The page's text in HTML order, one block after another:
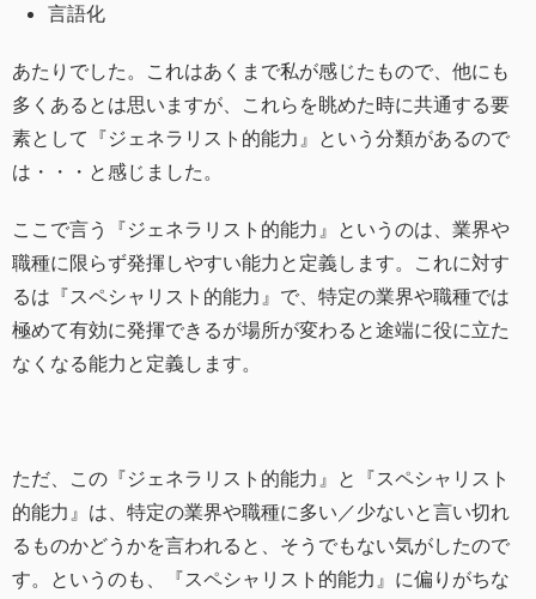
言語化
あたりでした。これはあくまで私が感じたもので、他にも
多くあるとは思いますが、これらを眺めた時に共通する要
素として『ジェネラリスト的能力』という分類があるので
は・・・と感じました。
ここで言う『ジェネラリスト的能力』というのは、業界や
職種に限らず発揮しやすい能力と定義します。これに対す
るは『スペシャリスト的能力』で、特定の業界や職種では
極めて有効に発揮できるが場所が変わると途端に役に立た
なくなる能力と定義します。
ただ、この『ジェネラリスト的能力』と『スペシャリスト
的能力』は、特定の業界や職種に多い／少ないと言い切れ
るものかどうかを言われると、そうでもない気がしたので
す。というのも、『スペシャリスト的能力』に偏りがちな